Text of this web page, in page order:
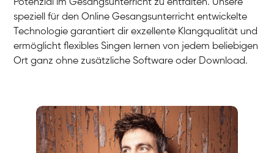
Potenzial im Gesangsunterricht zu entfalten. Unsere
speziell für den Online Gesangsunterricht entwickelte
Technologie garantiert dir exzellente Klangqualität und
ermöglicht flexibles Singen lernen von jedem beliebigen
Ort ganz ohne zusätzliche Software oder Download.
Stefan
Gesang / Vocal